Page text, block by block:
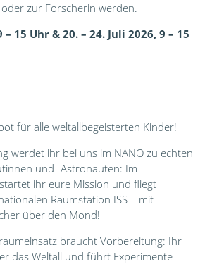
zur Forscherin werden.
– 15 Uhr &20. – 24. Juli 2026, 9 – 15
für alle weltallbegeisterten Kinder!
werdet ihr bei uns im NANO zu echten
und -Astronauten: Im
ihr eure Mission und fliegt
Raumstation ISS – mit
über den Mond!
braucht Vorbereitung: Ihr
das Weltall und führt Experimente